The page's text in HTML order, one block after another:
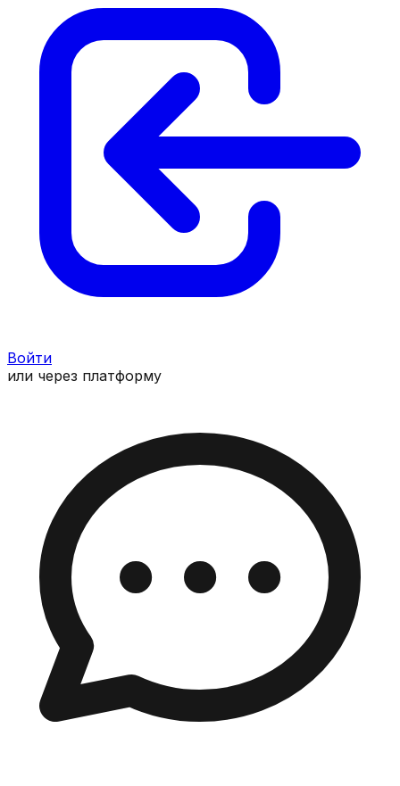
Войти
или через платформу